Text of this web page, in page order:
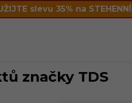
slevu 35% na
značky TDS